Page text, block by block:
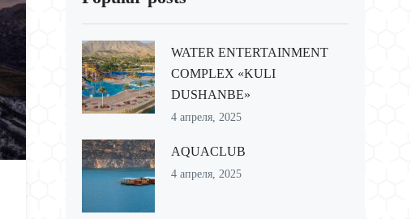
WATER ENTERTAINMENT
COMPLEX «KULI
DUSHANBE»
4 апреля, 2025
AQUACLUB
4 апреля, 2025